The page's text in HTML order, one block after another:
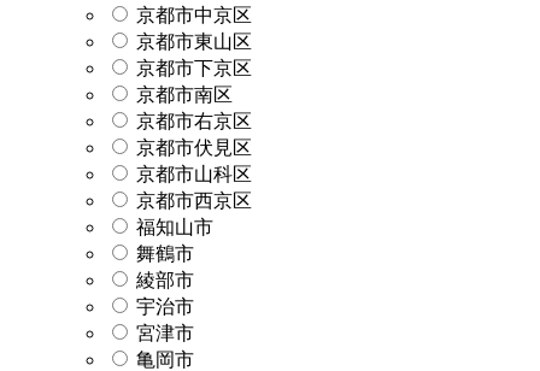
京都市中京区
京都市東山区
京都市下京区
京都市南区
京都市右京区
京都市伏見区
京都市山科区
京都市西京区
福知山市
舞鶴市
綾部市
宇治市
宮津市
亀岡市